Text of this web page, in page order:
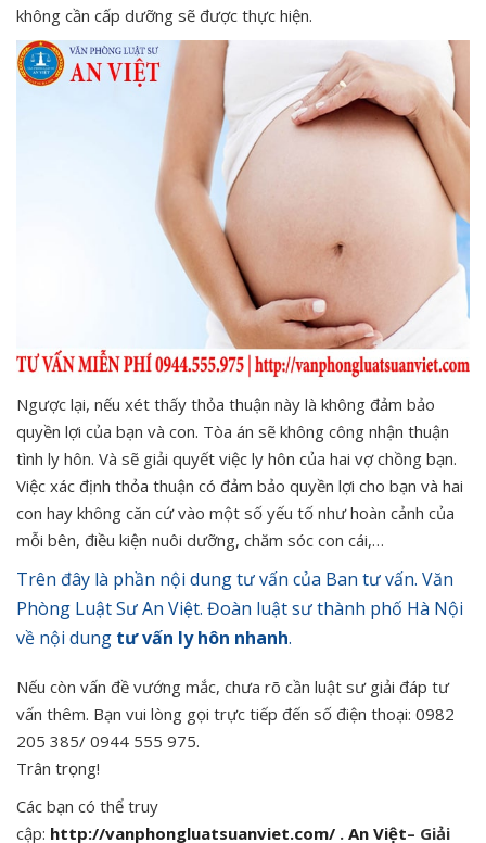
không cần cấp dưỡng sẽ được thực hiện.
Ngược lại, nếu xét thấy thỏa thuận này là không đảm bảo
quyền lợi của bạn và con. Tòa án sẽ không công nhận thuận
tình ly hôn. Và sẽ giải quyết việc ly hôn của hai vợ chồng bạn.
Việc xác định thỏa thuận có đảm bảo quyền lợi cho bạn và hai
con hay không căn cứ vào một số yếu tố như hoàn cảnh của
mỗi bên, điều kiện nuôi dưỡng, chăm sóc con cái,…
Trên đây là phần nội dung tư vấn của Ban tư vấn. Văn
Phòng Luật Sư An Việt. Đoàn luật sư thành phố Hà Nội
về nội dung tư vấn ly hôn nhanh.
Nếu còn vấn đề vướng mắc, chưa rõ cần luật sư giải đáp tư
vấn thêm. Bạn vui lòng gọi trực tiếp đến số điện thoại: 0982
205 385/ 0944 555 975.
Trân trọng!
Các bạn có thể truy
cập: http://vanphongluatsuanviet.com/ . An Việt– Giải